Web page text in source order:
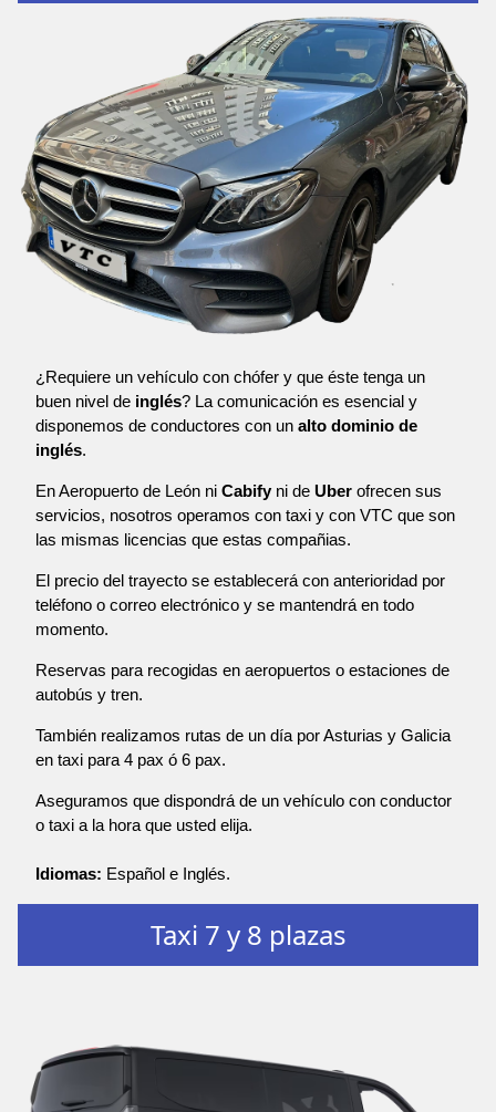
¿Requiere un vehículo con chófer y que éste tenga un
buen nivel de inglés? La comunicación es esencial y
disponemos de conductores con un alto dominio de
inglés.
En Aeropuerto de León ni Cabify ni de Uber ofrecen sus
servicios, nosotros operamos con taxi y con VTC que son
las mismas licencias que estas compañias.
El precio del trayecto se establecerá con anterioridad por
teléfono o correo electrónico y se mantendrá en todo
momento.
Reservas para recogidas en aeropuertos o estaciones de
autobús y tren.
También realizamos rutas de un día por Asturias y Galicia
en taxi para 4 pax ó 6 pax.
Aseguramos que dispondrá de un vehículo con conductor
o taxi a la hora que usted elija.
Idiomas: Español e Inglés.
Taxi 7 y 8 plazas